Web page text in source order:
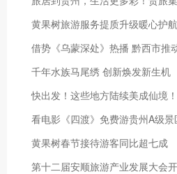
黄果树旅游服务提质升级暖心护
借势《乌蒙深处》热播 黔西市推
千年水族马尾绣 创新焕发新生机
快出发！这些地方陆续美成仙境！
看电影《四渡》免费游贵州A级
黄果树春节接待游客同比超七成
第十二届安顺旅游产业发展大会